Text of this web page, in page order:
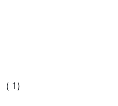
( 1)